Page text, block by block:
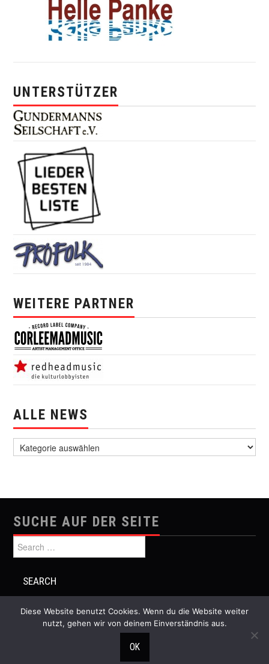
UNTERSTÜTZER
WEITERE PARTNER
ALLE NEWS
SUCHE AUF DER SEITE
Search for:
© 2026 Festival Musik und Politik. All rights reserved.
Diese Website benutzt Cookies. Wenn du die Website weiter
nutzt, gehen wir von deinem Einverständnis aus.
OK